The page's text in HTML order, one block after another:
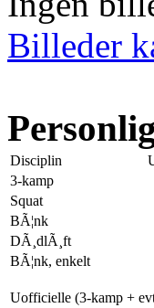
Billeder
Disciplin
3-kamp
Squat
BÃ¦nk
DÃ¸dlÃ¸ft
BÃ¦nk, enkelt
Uofficielle (3-kamp +